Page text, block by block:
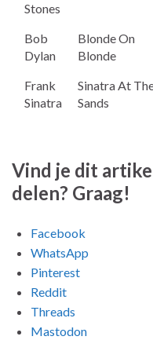
Stones
Bob
Dylan
Blonde On
Blonde
Frank
Sinatra
Sinatra At
Sands
Vind je dit
delen? Graag!
Facebook
WhatsApp
Pinterest
Reddit
Threads
Mastodon